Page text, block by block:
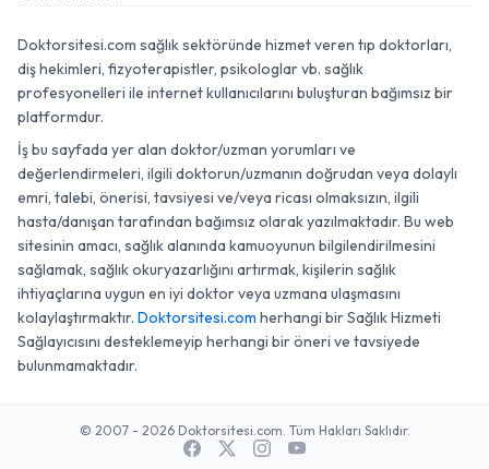
Doktorsitesi.com sağlık sektöründe hizmet veren tıp doktorları,
diş hekimleri, fizyoterapistler, psikologlar vb. sağlık
profesyonelleri ile internet kullanıcılarını buluşturan bağımsız bir
platformdur.
İş bu sayfada yer alan doktor/uzman yorumları ve
değerlendirmeleri, ilgili doktorun/uzmanın doğrudan veya dolaylı
emri, talebi, önerisi, tavsiyesi ve/veya ricası olmaksızın, ilgili
hasta/danışan tarafından bağımsız olarak yazılmaktadır. Bu web
sitesinin amacı, sağlık alanında kamuoyunun bilgilendirilmesini
sağlamak, sağlık okuryazarlığını artırmak, kişilerin sağlık
ihtiyaçlarına uygun en iyi doktor veya uzmana ulaşmasını
kolaylaştırmaktır. Doktorsitesi.com herhangi bir Sağlık Hizmeti
Sağlayıcısını desteklemeyip herhangi bir öneri ve tavsiyede
bulunmamaktadır.
© 2007 - 2026 Doktorsitesi.com. Tüm Hakları Saklıdır.